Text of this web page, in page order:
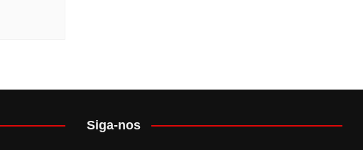
Siga-nos